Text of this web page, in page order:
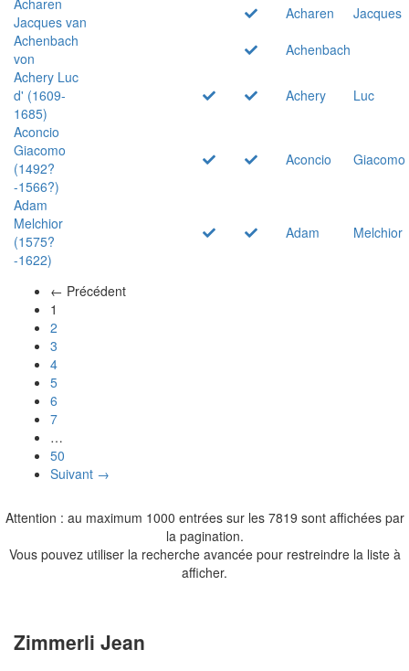
Jacques van
Acharen
Jacques
Achenbach
von
Achenbach
Achery Luc
d' (1609-
1685)
Achery
Luc
Aconcio
Giacomo
(1492?
-1566?)
Aconcio Giacomo
Adam
Melchior
(1575?
-1622)
Adam Melchior
← Précédent
1
2
3
4
5
6
7
…
50
Suivant →
Attention : au maximum 1000 entrées sur les 7819 sont affichées par
la pagination.
Vous pouvez utiliser la recherche avancée pour restreindre la liste à
afficher.
Zimmerli Jean